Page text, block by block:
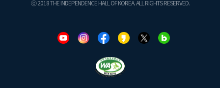
ⓒ 2018 THE INDEPENDENCE HALL OF KOREA. ALL RIGHTS RESERVED.